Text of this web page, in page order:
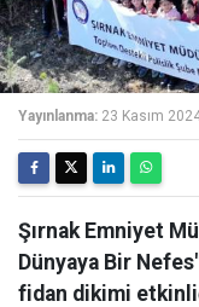
Yayınlanma: 23 Kasım
Şırnak Emniyet
Dünyaya Bir
fidan dikimi